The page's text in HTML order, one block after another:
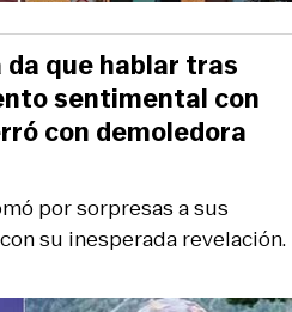
por sorpresas a sus
su inesperada revelación.
que hablar tras
sentimental con
con demoledora